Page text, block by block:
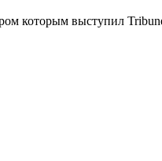
которым выступил